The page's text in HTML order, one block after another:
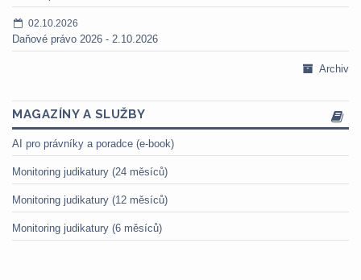
02.10.2026
Daňové právo 2026 - 2.10.2026
Archiv
MAGAZÍNY A SLUŽBY
AI pro právníky a poradce (e-book)
Monitoring judikatury (24 měsíců)
Monitoring judikatury (12 měsíců)
Monitoring judikatury (6 měsíců)